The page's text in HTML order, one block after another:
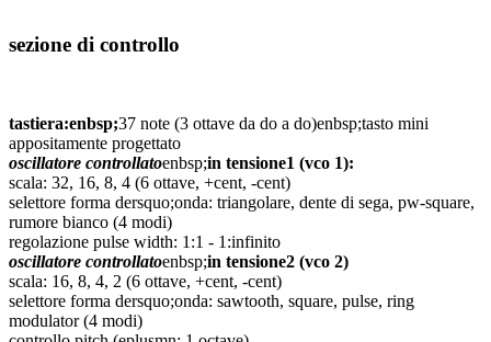
sezione di controllo
tastiera:enbsp;37 note (3 ottave da do a do)enbsp;tasto mini
appositamente progettato
oscillatore controllatoenbsp;in tensione1 (vco 1):
scala: 32, 16, 8, 4 (6 ottave, +cent, -cent)
selettore forma dersquo;onda: triangolare, dente di sega, pw-square,
rumore bianco (4 modi)
regolazione pulse width: 1:1 - 1:infinito
oscillatore controllatoenbsp;in tensione2 (vco 2)
scala: 16, 8, 4, 2 (6 ottave, +cent, -cent)
selettore forma dersquo;onda: sawtooth, square, pulse, ring
modulator (4 modi)